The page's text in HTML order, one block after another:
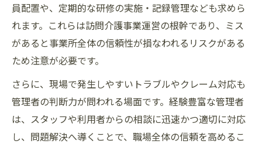
員配置や、定期的な研修の実施・記録管理なども求めら
れます。これらは訪問介護事業運営の根幹であり、ミス
があると事業所全体の信頼性が損なわれるリスクがある
ため注意が必要です。
さらに、現場で発生しやすいトラブルやクレーム対応も
管理者の判断力が問われる場面です。経験豊富な管理者
は、スタッフや利用者からの相談に迅速かつ適切に対応
し、問題解決へ導くことで、職場全体の信頼を高めるこ